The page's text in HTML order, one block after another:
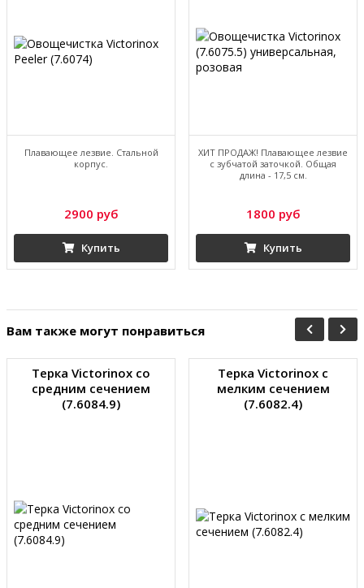
Плавающее лезвие. Стальной
корпус.
2900 руб
Купить
ХИТ ПРОДАЖ! Плавающее лезвие
с зубчатой заточкой. Общая
длина - 17,5 см.
1800 руб
Купить
Вам также могут понравиться
Терка Victorinox со
средним сечением
(7.6084.9)
Терка Victorinox с
мелким сечением
(7.6082.4)